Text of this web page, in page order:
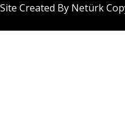
Site Created By Netürk